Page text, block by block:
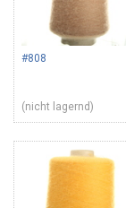
#808
(nicht lagernd)